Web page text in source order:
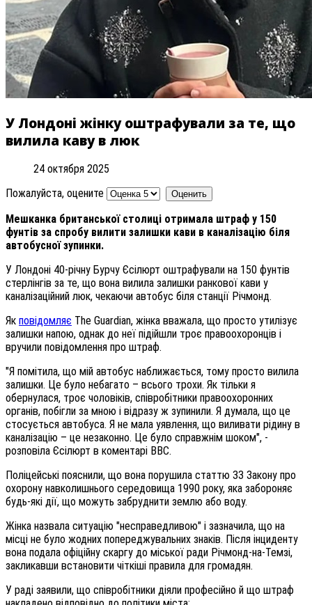
У Лондоні жінку оштрафували за те, що
вилила каву в люк
24 октября 2025
Пожалуйста, оцените
Мешканка британської столиці отримала штраф у 150
фунтів за спробу вилити залишки кави в каналізацію біля
автобусної зупинки.
У Лондоні 40-річну Бурчу Єсілюрт оштрафували на 150 фунтів
стерлінгів за те, що вона вилила залишки ранкової кави у
каналізаційний люк, чекаючи автобус біля станції Річмонд.
Як повідомляє The Guardian, жінка вважала, що просто утилізує
залишки напою, однак до неї підійшли троє правоохоронців і
вручили повідомлення про штраф.
"Я помітила, що мій автобус наближається, тому просто вилила
залишки. Це було небагато – всього трохи. Як тільки я
обернулася, троє чоловіків, співробітники правоохоронних
органів, побігли за мною і відразу ж зупинили. Я думала, що це
стосується автобуса. Я не мала уявлення, що виливати рідину в
каналізацію – це незаконно. Це було справжнім шоком", -
розповіла Єсілюрт в коментарі BBC.
Поліцейські пояснили, що вона порушила статтю 33 Закону про
охорону навколишнього середовища 1990 року, яка забороняє
будь-які дії, що можуть забруднити землю або воду.
Жінка назвала ситуацію "несправедливою" і зазначила, що на
місці не було жодних попереджувальних знаків. Після інциденту
вона подала офіційну скаргу до міської ради Річмонд-на-Темзі,
закликавши встановити чіткіші правила для громадян.
У раді заявили, що співробітники діяли професійно й що штраф